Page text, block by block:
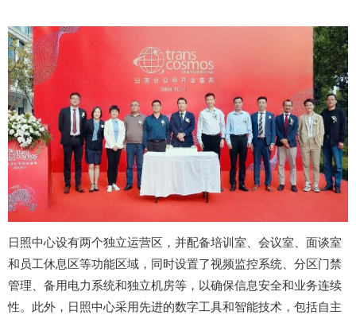
日照中心设有两个独立运营区，并配备培训室、会议室、面谈室
和员工休息区等功能区域，同时设置了视频监控系统、分区门禁
管理、备用电力系统和独立机房等，以确保信息安全和业务连续
性。此外，日照中心采用先进的数字工具和智能技术，包括自主